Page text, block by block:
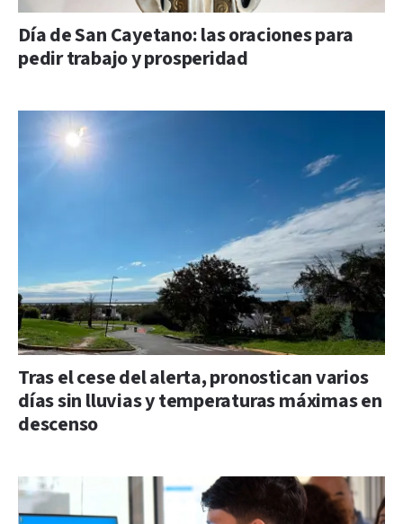
Día de San Cayetano: las oraciones para
pedir trabajo y prosperidad
Tras el cese del alerta, pronostican varios
días sin lluvias y temperaturas máximas en
descenso